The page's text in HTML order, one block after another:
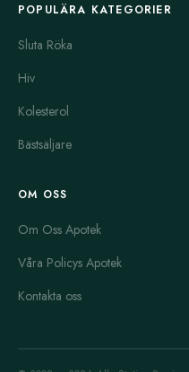
POPULÄRA KATEGORIER
Sluta Röka
Hiv
Kolesterol
Bästsäljare
OM OSS
Om Oss Apotek
Våra Policys Apotek
Kontakta oss